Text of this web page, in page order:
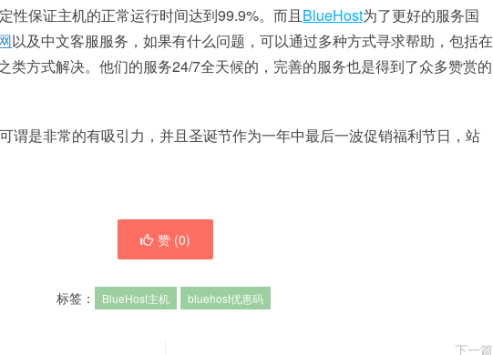
性保证主机的正常运行时间达到99.9%。而且 BlueHost为了更好的服务国
以及中文客服服务，如果有什么问题，可以通过多种方式寻求帮助，包括在
类方式解决。他们的服务24/7全天候的，完善的服务也是得到了众多赞赏的
谓是非常的有吸引力，并且圣诞节作为一年中最后一波促销福利节日，站
赞 (0)
标签： BlueHost主机 bluehost优惠码
下一篇